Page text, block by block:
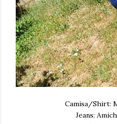
Camisa/Shirt:
Jeans: